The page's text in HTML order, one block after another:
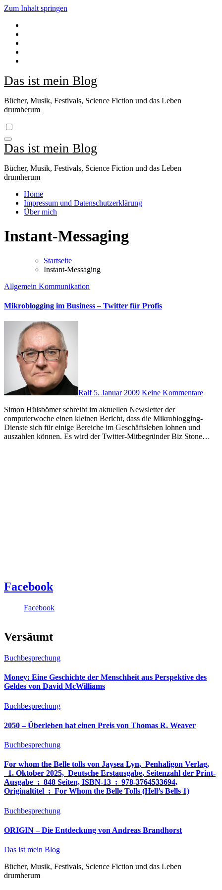
Zum Inhalt springen
Das ist mein Blog
Bücher, Musik, Festivals, Science Fiction und das Leben
drumherum
Das ist mein Blog
Bücher, Musik, Festivals, Science Fiction und das Leben
drumherum
Home
Impressum und Datenschutzerklärung
Über mich
Instant-Messaging
Startseite
Instant-Messaging
Allgemein Kommunikation
Mikroblogging im Business – Twitter für Profis
Ralf 5. Januar 2009 Keine Kommentare
Simon Hülsbömer schreibt im aktuellen Newsletter der
computerwoche einen kleinen Bericht, dass die Mikroblogging-
Dienste sich für einige Bereiche im Geschäftsleben lohnen und
auszahlen können. Es wird der Twitter-Mitbegründer Biz Stone…
Facebook
Facebook
Versäumt
Buchbesprechung
Money: Eine Geschichte der Menschheit aus Perspektive des
Geldes von David McWilliams
Buchbesprechung
2050 – Überleben hat einen Preis von Thomas R. Weaver
Buchbesprechung
For whom the Belle tolls von Jaysea Lyn, ‎ Penhaligon Verlag,
‎ 1. Oktober 2025, ‎ Deutsche Erstausgabe, Seitenzahl der Print-
Ausgabe ‏ : ‎ 848 Seiten, ISBN-13 ‏ : ‎ 978-3764533694,
Originaltitel ‏ : ‎ For Whom the Belle Tolls (Hell’s Bells 1)
Buchbesprechung
ORIGIN – Die Entdeckung von Andreas Brandhorst
Das ist mein Blog
Bücher, Musik, Festivals, Science Fiction und das Leben
drumherum